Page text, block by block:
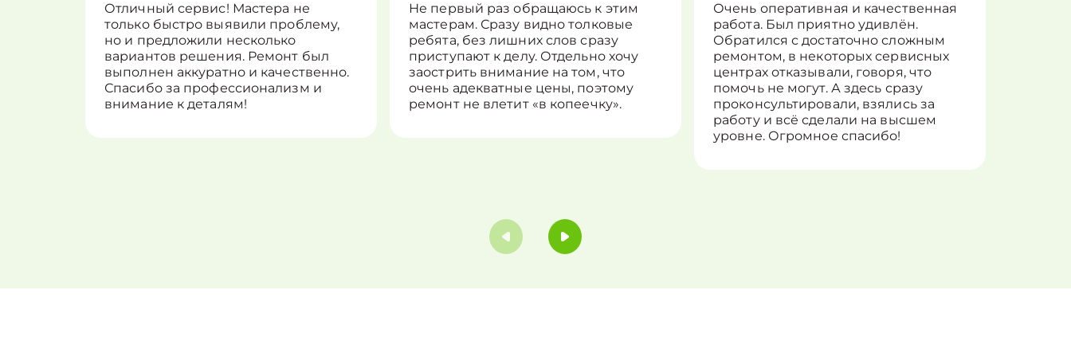
Отличный сервис! Мастера не
только быстро выявили проблему,
но и предложили несколько
вариантов решения. Ремонт был
выполнен аккуратно и качественно.
Спасибо за профессионализм и
внимание к деталям!
Не первый раз обращаюсь к этим
мастерам. Сразу видно толковые
ребята, без лишних слов сразу
приступают к делу. Отдельно хочу
заострить внимание на том, что
очень адекватные цены, поэтому
ремонт не влетит «в копеечку».
Очень оперативная и качественная
работа. Был приятно удивлён.
Обратился с достаточно сложным
ремонтом, в некоторых сервисных
центрах отказывали, говоря, что
помочь не могут. А здесь сразу
проконсультировали, взялись за
работу и всё сделали на высшем
уровне. Огромное спасибо!